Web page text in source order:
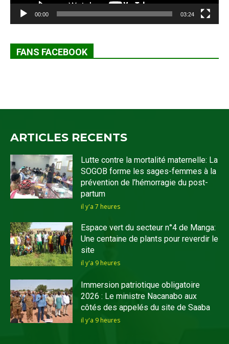
00:00 03:24
FANS FACEBOOK
ARTICLES RECENTS
Lutte contre la mortalité maternelle: La
SOGOB forme les sages-femmes à la
prévention de l’hémorragie du post-
partum
il y'a 7 heures
Espace vert du secteur n°4 de Manga:
Une centaine de plants pour reverdir le
site
il y'a 9 heures
Immersion patriotique obligatoire
2026 : Le ministre Nacanabo aux
côtés des appelés du site de Saaba
il y'a 9 heures